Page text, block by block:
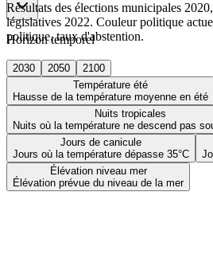
Horizon temporel
2030 2050
2100
Température été
Hausse de la température moyenne en été
Nuits tropicales
Nuits où la température ne descend pas
Jours de canicule
Jours où la température dépasse 35°C
Élévation niveau mer
Élévation prévue du niveau de la mer
Résultats des élections municipales
législatives 2022. Couleur politique
politique, taux d'abstention.